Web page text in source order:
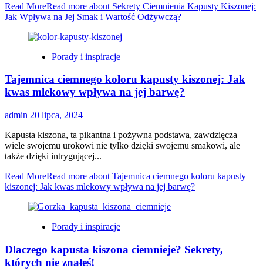
Read MoreRead more about Sekrety Ciemnienia Kapusty Kiszonej:
Jak Wpływa na Jej Smak i Wartość Odżywczą?
Porady i inspiracje
Tajemnica ciemnego koloru kapusty kiszonej: Jak
kwas mlekowy wpływa na jej barwę?
admin 20 lipca, 2024
Kapusta kiszona, ta pikantna i pożywna podstawa, zawdzięcza
wiele swojemu urokowi nie tylko dzięki swojemu smakowi, ale
także dzięki intrygującej...
Read MoreRead more about Tajemnica ciemnego koloru kapusty
kiszonej: Jak kwas mlekowy wpływa na jej barwę?
Porady i inspiracje
Dlaczego kapusta kiszona ciemnieje? Sekrety,
których nie znałeś!